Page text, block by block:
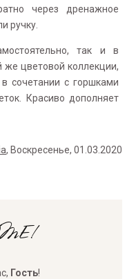
через дренажное
ручку.
так и в
же цветовой коллекции,
сочетании с горшками
Красиво дополняет
, Воскресенье, 01.03.2020
, Гость!